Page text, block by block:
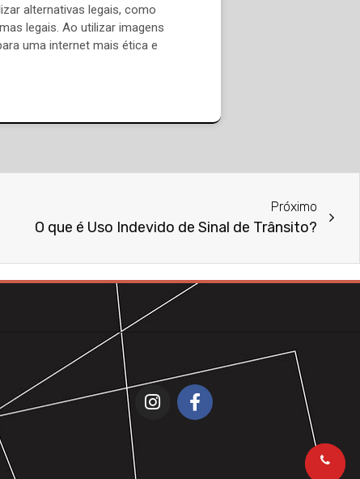
alternativas legais, como
legais. Ao utilizar imagens
uma internet mais ética e
Próximo
O que é Uso Indevido de Sinal de Trânsito?